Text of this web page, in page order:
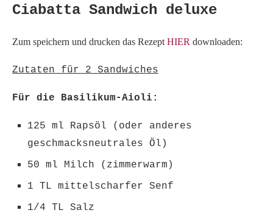
Ciabatta Sandwich deluxe
Zum speichern und drucken das Rezept HIER downloaden:
Zutaten für 2 Sandwiches
Für die Basilikum-Aioli:
125 ml Rapsöl (oder anderes
geschmacksneutrales Öl)
50 ml Milch (zimmerwarm)
1 TL mittelscharfer Senf
1/4 TL Salz